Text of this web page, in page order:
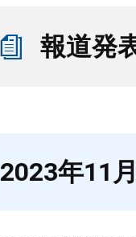
報道発
2023年11月